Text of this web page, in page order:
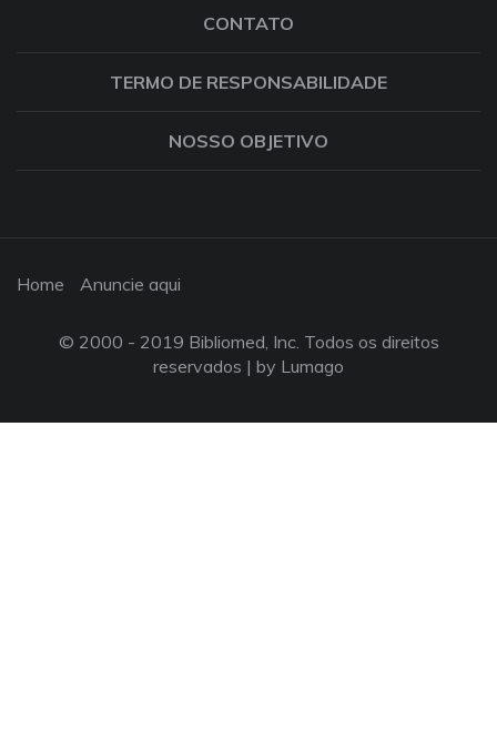
CONTATO
TERMO DE RESPONSABILIDADE
NOSSO OBJETIVO
Home Anuncie aqui
© 2000 - 2019 Bibliomed, Inc. Todos os direitos
reservados | by Lumago